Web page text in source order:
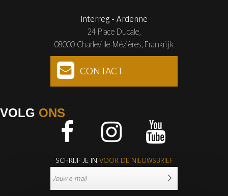
Interreg - Ardenne
24 Place Ducale,
08000 Charleville-Mézières, Frankrijk
CONTACT
VOLG ONS
SCHRIJF JE IN VOOR DE NIEUWSBRIEF